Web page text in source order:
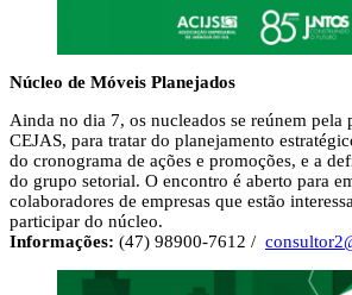
Núcleo de Móveis Planejados
Ainda no dia 7, os nucleados se reúnem pela
CEJAS, para tratar do planejamento
do cronograma de ações e promoções, e a
do grupo setorial. O encontro é aberto para
colaboradores de empresas que estão
participar do núcleo.
Informações: (47) 98900-7612 /